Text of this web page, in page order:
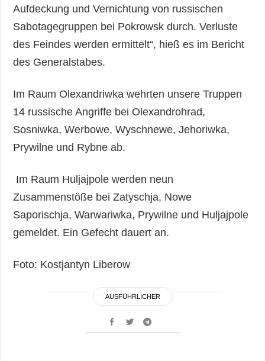
Aufdeckung und Vernichtung von russischen
Sabotagegruppen bei Pokrowsk durch. Verluste
des Feindes werden ermittelt“, hieß es im Bericht
des Generalstabes.
Im Raum Olexandriwka wehrten unsere Truppen
14 russische Angriffe bei Olexandrohrad,
Sosniwka, Werbowe, Wyschnewe, Jehoriwka,
Prywilne und Rybne ab.
Im Raum Huljajpole werden neun
Zusammenstöße bei Zatyschja, Nowe
Saporischja, Warwariwka, Prywilne und Huljajpole
gemeldet. Ein Gefecht dauert an.
Foto: Kostjantyn Liberow
AUSFÜHRLICHER